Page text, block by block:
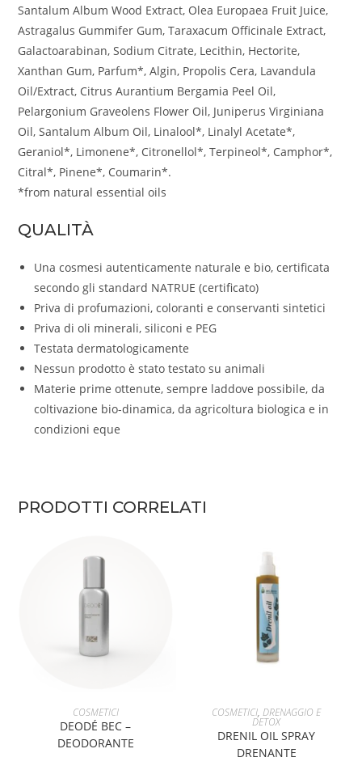
Santalum Album Wood Extract, Olea Europaea Fruit Juice,
Astragalus Gummifer Gum, Taraxacum Officinale Extract,
Galactoarabinan, Sodium Citrate, Lecithin, Hectorite,
Xanthan Gum, Parfum*, Algin, Propolis Cera, Lavandula
Oil/Extract, Citrus Aurantium Bergamia Peel Oil,
Pelargonium Graveolens Flower Oil, Juniperus Virginiana
Oil, Santalum Album Oil, Linalool*, Linalyl Acetate*,
Geraniol*, Limonene*, Citronellol*, Terpineol*, Camphor*,
Citral*, Pinene*, Coumarin*.
*from natural essential oils
QUALITÀ
Una cosmesi autenticamente naturale e bio, certificata
secondo gli standard NATRUE (certificato)
Priva di profumazioni, coloranti e conservanti sintetici
Priva di oli minerali, siliconi e PEG
Testata dermatologicamente
Nessun prodotto è stato testato su animali
Materie prime ottenute, sempre laddove possibile, da
coltivazione bio-dinamica, da agricoltura biologica e in
condizioni eque
PRODOTTI CORRELATI
AGGIUNGI AL CARRELLO
COSMETICI
DEODÉ BEC –
DEODORANTE
AGGIUNGI AL CARRELLO
COSMETICI,DRENAGGIO E
DETOX
DRENIL OIL SPRAY
DRENANTE